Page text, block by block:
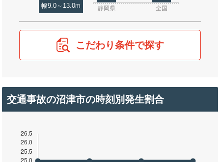
幅9.0～13.0m 静岡県 全国
こだわり条件で探す
交通事故の沼津市の時刻別発生割合